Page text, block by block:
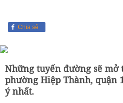
Chia sẻ
Những tuyến đường sẽ mở
phường Hiệp Thành, quận
ý nhất.